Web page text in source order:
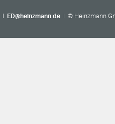
I ED@heinzmann.de I © Heinzmann